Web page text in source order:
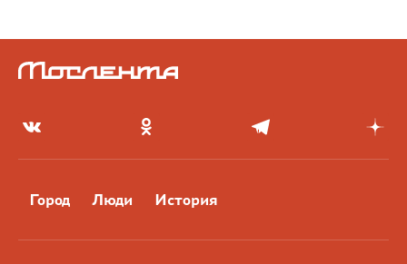
Город Люди История